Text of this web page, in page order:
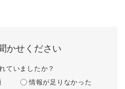
かせください
ていましたか？
情報が足りなかった